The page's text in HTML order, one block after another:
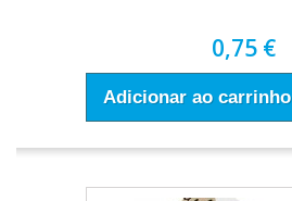
0,75 €
Adicionar ao carrinho